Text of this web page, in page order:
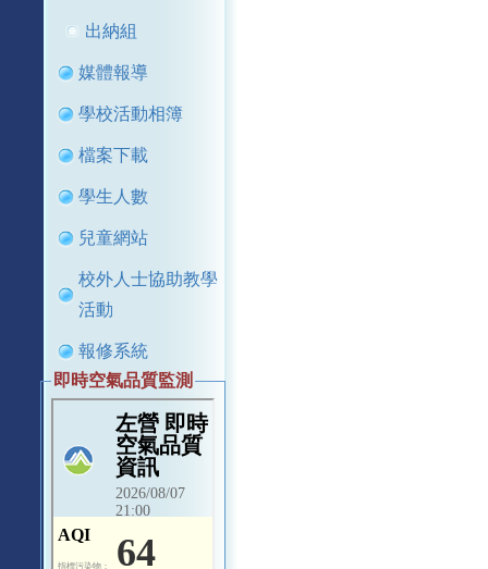
出納組
媒體報導
學校活動相簿
檔案下載
學生人數
兒童網站
校外人士協助教學
活動
報修系統
即時空氣品質監測